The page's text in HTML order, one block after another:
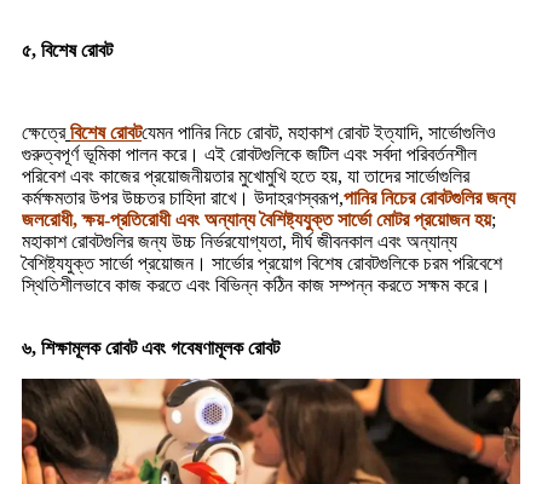
৫, বিশেষ রোবট
ক্ষেত্রে বিশেষ রোবটযেমন পানির নিচে রোবট, মহাকাশ রোবট ইত্যাদি, সার্ভোগুলিও
গুরুত্বপূর্ণ ভূমিকা পালন করে। এই রোবটগুলিকে জটিল এবং সর্বদা পরিবর্তনশীল
পরিবেশ এবং কাজের প্রয়োজনীয়তার মুখোমুখি হতে হয়, যা তাদের সার্ভোগুলির
কর্মক্ষমতার উপর উচ্চতর চাহিদা রাখে। উদাহরণস্বরূপ,পানির নিচের রোবটগুলির জন্য
জলরোধী, ক্ষয়-প্রতিরোধী এবং অন্যান্য বৈশিষ্ট্যযুক্ত সার্ভো মোটর প্রয়োজন হয়;
মহাকাশ রোবটগুলির জন্য উচ্চ নির্ভরযোগ্যতা, দীর্ঘ জীবনকাল এবং অন্যান্য
বৈশিষ্ট্যযুক্ত সার্ভো প্রয়োজন। সার্ভোর প্রয়োগ বিশেষ রোবটগুলিকে চরম পরিবেশে
স্থিতিশীলভাবে কাজ করতে এবং বিভিন্ন কঠিন কাজ সম্পন্ন করতে সক্ষম করে।
৬, শিক্ষামূলক রোবট এবং গবেষণামূলক রোবট